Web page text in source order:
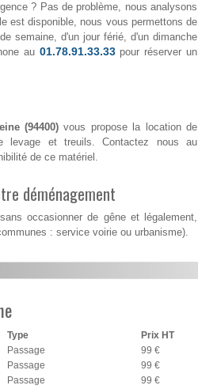
? Pas de problème, nous analysons
est disponible, nous vous permettons de
semaine, d'un jour férié, d'un dimanche
au 01.78.91.33.33 pour réserver un
(94400) vous propose la location de
levage et treuils. Contactez nous au
de ce matériel.
déménagement
occasionner de gêne et légalement,
: service voirie ou urbanisme).
Type
Prix HT
Passage
99 €
Passage
99 €
Passage
99 €